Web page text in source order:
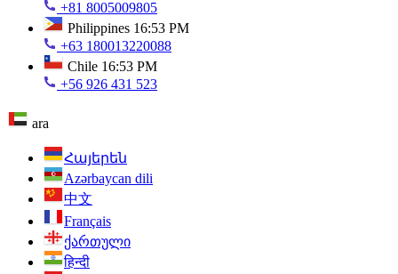
+81 8005009805
Philippines 16:53 PM
+63 180013220088
Chile 16:53 PM
+56 926 431 523
ara
Հայերեն
Azərbaycan dili
中文
Français
ქართული
हिन्दी